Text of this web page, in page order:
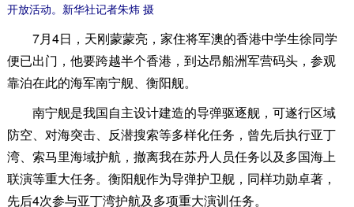
开放活动。新华社记者朱炜 摄
7月4日，天刚蒙蒙亮，家住将军澳的香港中学生徐同学
便已出门，他要跨越半个香港，到达昂船洲军营码头，参观
靠泊在此的海军南宁舰、衡阳舰。
南宁舰是我国自主设计建造的导弹驱逐舰，可遂行区域
防空、对海突击、反潜搜索等多样化任务，曾先后执行亚丁
湾、索马里海域护航，撤离我在苏丹人员任务以及多国海上
联演等重大任务。衡阳舰作为导弹护卫舰，同样功勋卓著，
先后4次参与亚丁湾护航及多项重大演训任务。